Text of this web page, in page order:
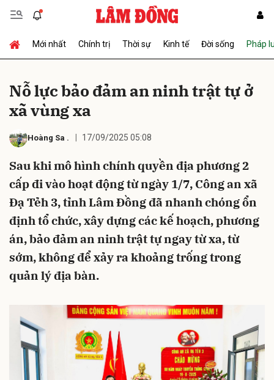
Mới nhất Chính trị Thời sự Kinh tế Đời sống Pháp
Nỗ lực bảo đảm an ninh trật tự ở
xã vùng xa
Hoàng Sa . 17/09/2025 05:08
Sau khi mô hình chính quyền địa phương 2
cấp đi vào hoạt động từ ngày 1/7, Công an xã
Đạ Tẻh 3, tỉnh Lâm Đồng đã nhanh chóng ổn
định tổ chức, xây dựng các kế hoạch, phương
án, bảo đảm an ninh trật tự ngay từ xa, từ
sớm, không để xảy ra khoảng trống trong
quản lý địa bàn.
Gửi bình luận
Hủy Gửi